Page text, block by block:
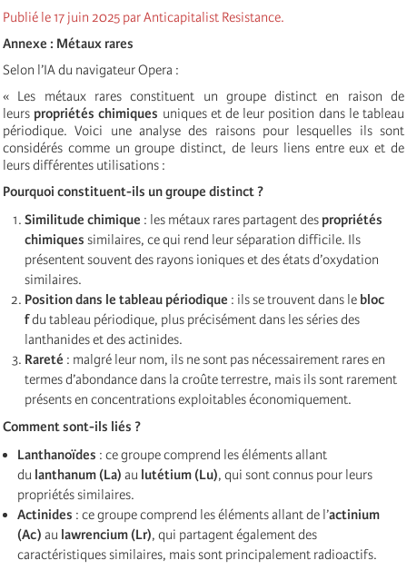
Publié le 17 juin 2025 par Anticapitalist Resistance.
Annexe : Métaux rares
Selon l’IA du navigateur Opera :
« Les métaux rares constituent un groupe distinct en raison de
leurs propriétés chimiques uniques et de leur position dans le tableau
périodique. Voici une analyse des raisons pour lesquelles ils sont
considérés comme un groupe distinct, de leurs liens entre eux et de
leurs différentes utilisations :
Pourquoi constituent-ils un groupe distinct ?
Similitude chimique : les métaux rares partagent des propriétés
chimiques similaires, ce qui rend leur séparation difficile. Ils
présentent souvent des rayons ioniques et des états d’oxydation
similaires.
Position dans le tableau périodique : ils se trouvent dans le bloc
fdu tableau périodique, plus précisément dans les séries des
lanthanides et des actinides.
Rareté : malgré leur nom, ils ne sont pas nécessairement rares en
termes d’abondance dans la croûte terrestre, mais ils sont rarement
présents en concentrations exploitables économiquement.
Comment sont-ils liés ?
Lanthanoïdes : ce groupe comprend les éléments allant
du lanthanum (La) au lutétium (Lu), qui sont connus pour leurs
propriétés similaires.
Actinides : ce groupe comprend les éléments allant de l’actinium
(Ac) au lawrencium (Lr), qui partagent également des
caractéristiques similaires, mais sont principalement radioactifs.